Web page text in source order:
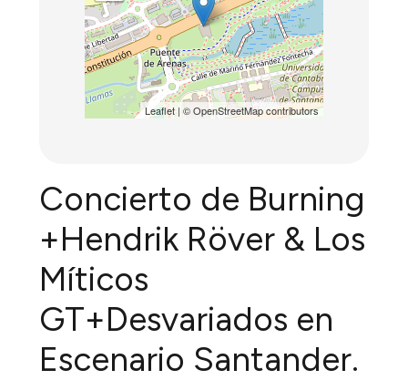
Leaflet| ©OpenStreetMapcontributors
Concierto de Burning
+Hendrik Röver & Los
Míticos
GT+Desvariados en
Escenario Santander.